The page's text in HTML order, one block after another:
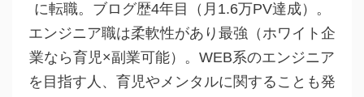
に転職。ブログ歴4年目（月1.6万PV達成）。
エンジニア職は柔軟性があり最強（ホワイト企
業なら育児×副業可能）。WEB系のエンジニア
を目指す人、育児やメンタルに関することも発